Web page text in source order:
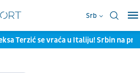
Srb
Terzić se vraća u Italiju! Srbin na